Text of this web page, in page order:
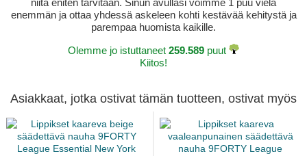
niitä eniten tarvitaan. Sinun avullasi voimme 1 puu vielä
enemmän ja ottaa yhdessä askeleen kohti kestävää kehitystä ja
parempaa huomista kaikille.
Olemme jo istuttaneet 259.589 puut
Kiitos!
Asiakkaat, jotka ostivat tämän tuotteen, ostivat myös